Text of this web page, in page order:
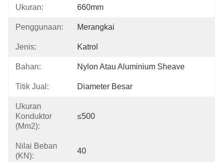
Ukuran: 660mm
Penggunaan: Merangkai
Jenis: Katrol
Bahan: Nylon Atau Aluminium Sheave
Titik Jual: Diameter Besar
Ukuran
Konduktor
(mm2):
≤500
Nilai Beban
(KN):
40